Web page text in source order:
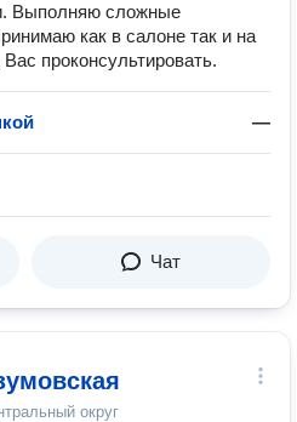
Выполняю сложные
как в салоне так и на
проконсультировать.
—
Чат
округ